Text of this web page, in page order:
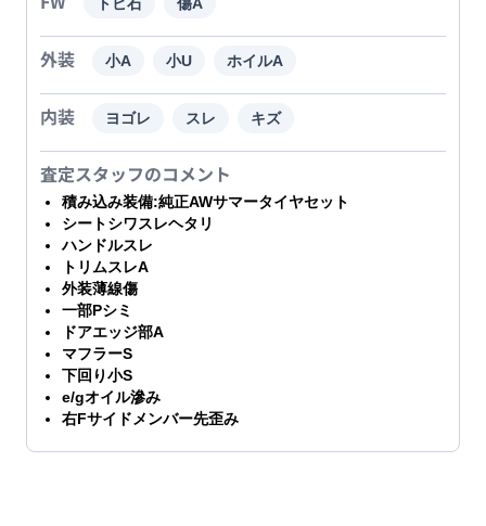
トビ石 傷A
外装 小A 小U ホイルA
内装 ヨゴレ スレ キズ
査定スタッフのコメント
積み込み装備:純正AWサマータイヤセット
シートシワスレヘタリ
ハンドルスレ
トリムスレA
外装薄線傷
一部Pシミ
ドアエッジ部A
マフラーS
下回り小S
e/gオイル滲み
右Fサイドメンバー先歪み